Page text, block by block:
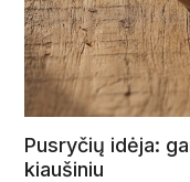
Pusryčių idėja:
kiaušiniu